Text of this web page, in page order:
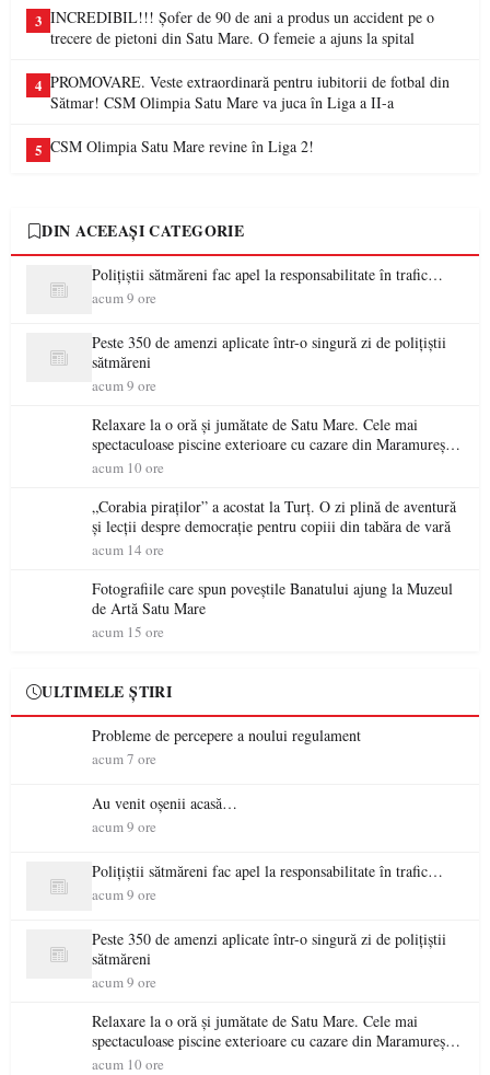
3 INCREDIBIL!!! Șofer de 90 de ani a produs un accident pe o
trecere de pietoni din Satu Mare. O femeie a ajuns la spital
4 PROMOVARE. Veste extraordinară pentru iubitorii de fotbal din
Sătmar! CSM Olimpia Satu Mare va juca în Liga a II-a
5 CSM Olimpia Satu Mare revine în Liga 2!
DIN ACEEAȘI CATEGORIE
Polițiștii sătmăreni fac apel la responsabilitate în trafic…
acum 9 ore
Peste 350 de amenzi aplicate într-o singură zi de polițiștii
sătmăreni
acum 9 ore
Relaxare la o oră și jumătate de Satu Mare. Cele mai
spectaculoase piscine exterioare cu cazare din Maramureș,
ideale pentru o escapadă de vară
acum 10 ore
„Corabia piraților” a acostat la Turț. O zi plină de aventură
și lecții despre democrație pentru copiii din tabăra de vară
acum 14 ore
Fotografiile care spun poveștile Banatului ajung la Muzeul
de Artă Satu Mare
acum 15 ore
ULTIMELE ȘTIRI
Probleme de percepere a noului regulament
acum 7 ore
Au venit oșenii acasă…
acum 9 ore
Polițiștii sătmăreni fac apel la responsabilitate în trafic…
acum 9 ore
Peste 350 de amenzi aplicate într-o singură zi de polițiștii
sătmăreni
acum 9 ore
Relaxare la o oră și jumătate de Satu Mare. Cele mai
spectaculoase piscine exterioare cu cazare din Maramureș,
ideale pentru o escapadă de vară
acum 10 ore